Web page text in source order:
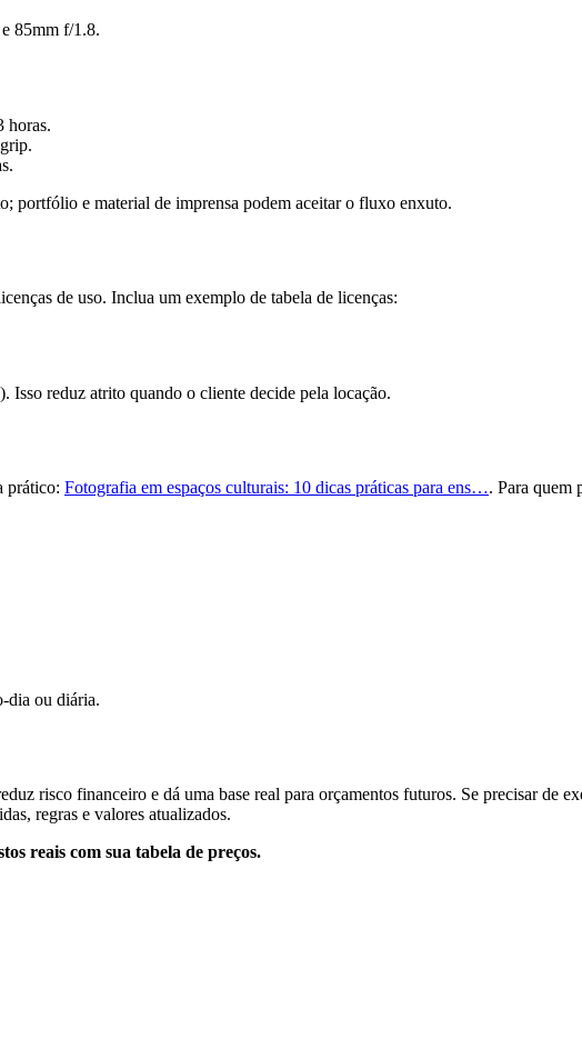
85mm f/1.8.
horas.
portfólio e material de imprensa podem aceitar o fluxo enxuto.
de uso. Inclua um exemplo de tabela de licenças:
Isso reduz atrito quando o cliente decide pela locação.
prático: Fotografia em espaços culturais: 10 dicas práticas para ens…. Para quem
dia ou diária.
risco financeiro e dá uma base real para orçamentos futuros. Se precisar de
regras e valores atualizados.
reais com sua tabela de preços.